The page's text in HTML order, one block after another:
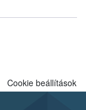
jártas szakértőt.
Cookie beállítások